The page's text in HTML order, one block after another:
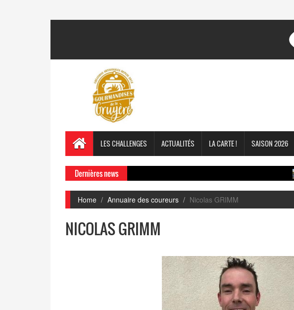
LES CHALLENGES ACTUALITÉS LA CARTE ! SAISON 2026
Dernières news
Home Annuaire des coureurs Nicolas GRIMM
NICOLAS GRIMM